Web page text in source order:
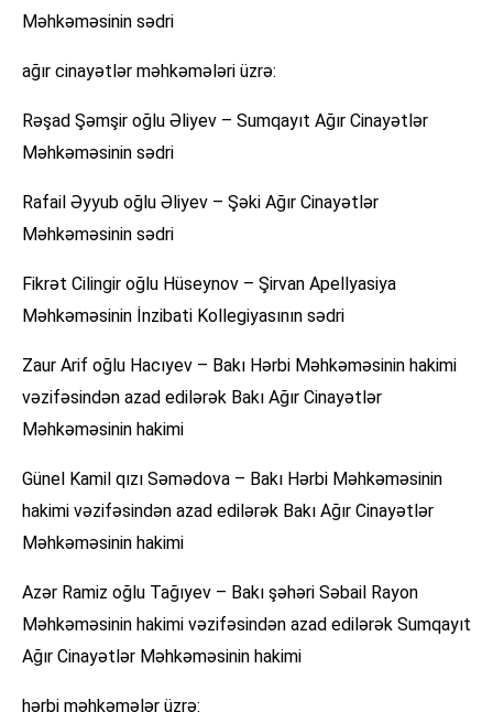
Məhkəməsinin sədri
ağır cinayətlər məhkəmələri üzrə:
Rəşad Şəmşir oğlu Əliyev – Sumqayıt Ağır Cinayətlər
Məhkəməsinin sədri
Rafail Əyyub oğlu Əliyev – Şəki Ağır Cinayətlər
Məhkəməsinin sədri
Fikrət Cilingir oğlu Hüseynov – Şirvan Apellyasiya
Məhkəməsinin İnzibati Kollegiyasının sədri
Zaur Arif oğlu Hacıyev – Bakı Hərbi Məhkəməsinin hakimi
vəzifəsindən azad edilərək Bakı Ağır Cinayətlər
Məhkəməsinin hakimi
Günel Kamil qızı Səmədova – Bakı Hərbi Məhkəməsinin
hakimi vəzifəsindən azad edilərək Bakı Ağır Cinayətlər
Məhkəməsinin hakimi
Azər Ramiz oğlu Tağıyev – Bakı şəhəri Səbail Rayon
Məhkəməsinin hakimi vəzifəsindən azad edilərək Sumqayıt
Ağır Cinayətlər Məhkəməsinin hakimi
hərbi məhkəmələr üzrə: